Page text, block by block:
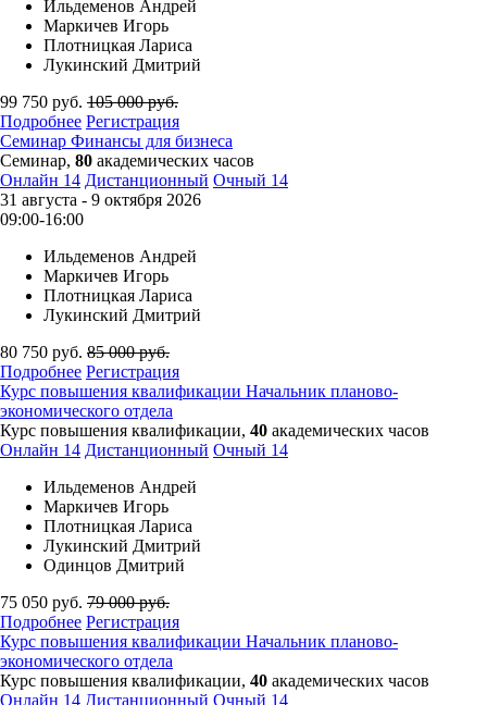
Ильдеменов Андрей
Маркичев Игорь
Плотницкая Лариса
Лукинский Дмитрий
99 750 руб. 105 000руб.
Подробнее Регистрация
Семинар Финансы для бизнеса
Семинар, 80 академических часов
Онлайн 14 Дистанционный Очный 14
31 августа - 9 октября 2026
09:00-16:00
Ильдеменов Андрей
Маркичев Игорь
Плотницкая Лариса
Лукинский Дмитрий
80 750 руб. 85 000руб.
Подробнее Регистрация
Курс повышения квалификации Начальник планово-
экономического отдела
Курс повышения квалификации, 40 академических часов
Онлайн 14 Дистанционный Очный 14
Ильдеменов Андрей
Маркичев Игорь
Плотницкая Лариса
Лукинский Дмитрий
Одинцов Дмитрий
75 050 руб. 79 000руб.
Подробнее Регистрация
Курс повышения квалификации Начальник планово-
экономического отдела
Курс повышения квалификации, 40 академических часов
Онлайн 14 Дистанционный Очный 14